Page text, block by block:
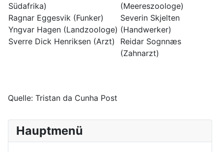
Hauptmenü
Südafrika)
Ragnar Eggesvik (Funker)
Yngvar Hagen (Landzoologe)
Sverre Dick Henriksen (Arzt)
(Meereszoologe)
Severin Skjelten
(Handwerker)
Reidar Sognnæs
(Zahnarzt)
Quelle: Tristan da Cunha Post